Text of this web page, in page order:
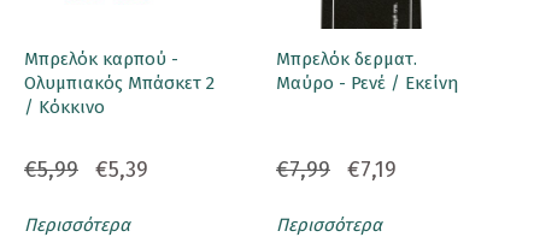
Μπρελόκ καρπού -
Ολυμπιακός Μπάσκετ 2
/ Κόκκινο
€5,99 €5,39
Περισσότερα
Μπρελόκ δερματ.
Μαύρο - Ρενέ / Εκείνη
€7,99 €7,19
Περισσότερα